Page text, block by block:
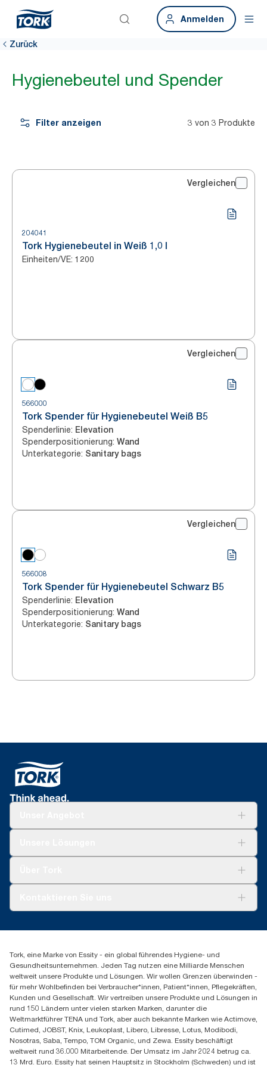
Anmelden
Zurück
Hygienebeutel und Spender
Filter anzeigen 3 von 3 Produkte
Vergleichen
204041
Tork Hygienebeutel in Weiß 1,0 l
Einheiten/VE: 1200
Vergleichen
566000
Tork Spender für Hygienebeutel Weiß B5
Spenderlinie: Elevation
Spenderpositionierung: Wand
Unterkategorie: Sanitary bags
Vergleichen
566008
Tork Spender für Hygienebeutel Schwarz B5
Spenderlinie: Elevation
Spenderpositionierung: Wand
Unterkategorie: Sanitary bags
Spenderreklamation
+41 (0)848/810152
Essity Switzerland AG
Parkstraße 1b
6214 Schenkon
Mo-Do 8:00-16:30 | Fr 8:00-15:00
GLN: 7609999000928
Tork, eine Marke von Essity - ein global führendes Hygiene- und
Gesundheitsunternehmen. Jeden Tag nutzen eine Milliarde Menschen
weltweit unsere Produkte und Lösungen. Wir wollen Grenzen überwinden -
für mehr Wohlbefinden bei Verbraucher*innen, Patient*innen, Pflegekräften,
Kunden und Gesellschaft. Wir vertreiben unsere Produkte und Lösungen in
rund 150 Ländern unter vielen starken Marken, darunter die
Weltmarktführer TENA und Tork, aber auch bekannte Marken wie Actimove,
Cutimed, JOBST, Knix, Leukoplast, Libero, Libresse, Lotus, Modibodi,
Nosotras, Saba, Tempo, TOM Organic, und Zewa. Essity beschäftigt
weltweit rund 36.000 Mitarbeitende. Der Umsatz im Jahr 2024 betrug ca.
13 Mrd. Euro. Essity hat seinen Hauptsitz in Stockholm (Schweden) und ist